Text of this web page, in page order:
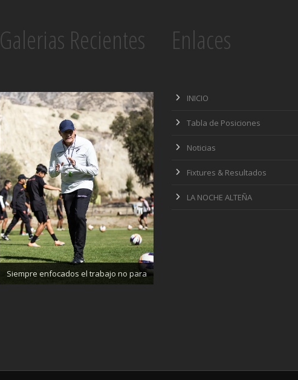
Galerias Recientes
Siempre enfocados el trabajo no para
Trabajando enfocados, listos para el
partido de mañana
Enlaces
INICIO
Tabla de Posiciones
Noticias
Fixtures & Resultados
LA NOCHE ALTEÑA